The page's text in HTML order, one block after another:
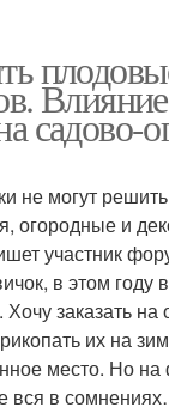
Влияние
садово-
не могут
огородные и
участник
в этом
Хочу заказать
их на
место. Но
вся в